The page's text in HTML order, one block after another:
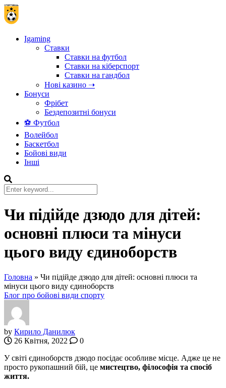
Igaming
Ставки
Ставки на футбол
Ставки на кіберспорт
Ставки на гандбол
Нові казино ➝
Бонуси
Фрібет
Бездепозитні бонуси
⚽ Футбол
Волейбол
Баскетбол
Бойові види
Інші
Чи підійде дзюдо для дітей:
основні плюси та мінуси
цього виду єдиноборств
Головна » Чи підійде дзюдо для дітей: основні плюси та
мінуси цього виду єдиноборств
Блог про бойові види спорту
by Кирило Данилюк
26 Квітня, 2022
0
У світі єдиноборств дзюдо посідає особливе місце. Адже це не
просто рукопашний бій, це мистецтво, філософія та спосіб
життя.